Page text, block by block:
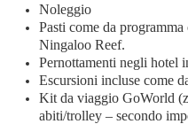
Noleggio
Pasti come da
Ningaloo Reef.
Pernottamenti negli hotel
Escursioni incluse come
Kit da viaggio GoWorld
abiti/trolley – secondo